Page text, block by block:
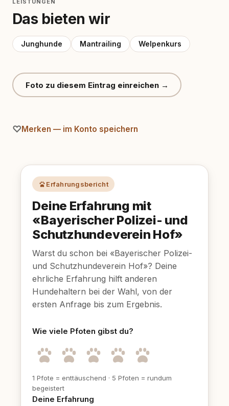
LEISTUNGEN
Das bieten wir
Junghunde Mantrailing Welpenkurs
Foto zu diesem Eintrag einreichen →
Merken — im Konto speichern
Erfahrungsbericht
Deine Erfahrung mit
«Bayerischer Polizei- und
Schutzhundeverein Hof»
Warst du schon bei «Bayerischer Polizei-
und Schutzhundeverein Hof»? Deine
ehrliche Erfahrung hilft anderen
Hundehaltern bei der Wahl, von der
ersten Anfrage bis zum Ergebnis.
Wie viele Pfoten gibst du?
1 Pfote = enttäuschend · 5 Pfoten = rundum
begeistert
Deine Erfahrung